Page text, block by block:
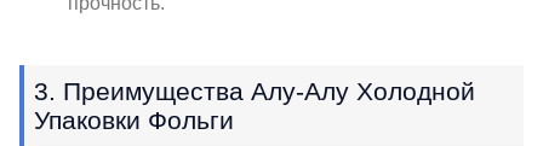
3. Преимущества Алу-Алу Холодной
Упаковки Фольги